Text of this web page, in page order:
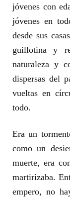
jóvenes con
jóvenes en
desde sus
guillotina y
naturaleza y
dispersas del
vueltas en
todo.
Era un
como un
muerte, era
martirizaba.
empero, no